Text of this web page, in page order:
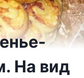
На вид